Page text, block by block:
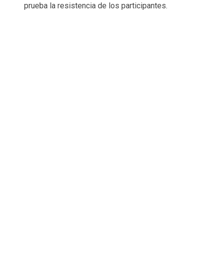
prueba la resistencia de los participantes.